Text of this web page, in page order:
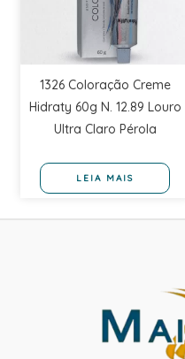
1326 Coloração Creme
Hidraty 60g N. 12.89 Louro
Ultra Claro Pérola
LEIA MAIS